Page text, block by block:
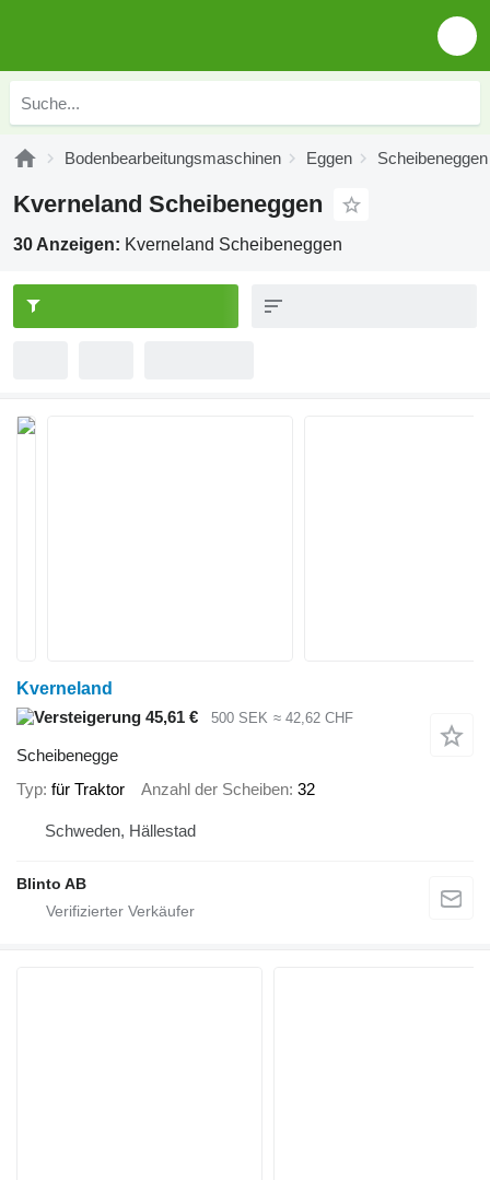
Bodenbearbeitungsmaschinen Eggen Scheibeneggen
Kverneland Scheibeneggen
30 Anzeigen: Kverneland Scheibeneggen
Kverneland
45,61 €
500 SEK ≈ 42,62 CHF
Scheibenegge
Typ für Traktor Anzahl der Scheiben 32
Schweden, Hällestad
Blinto AB